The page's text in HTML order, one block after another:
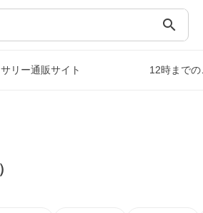
search
リー通販サイト 12時まで